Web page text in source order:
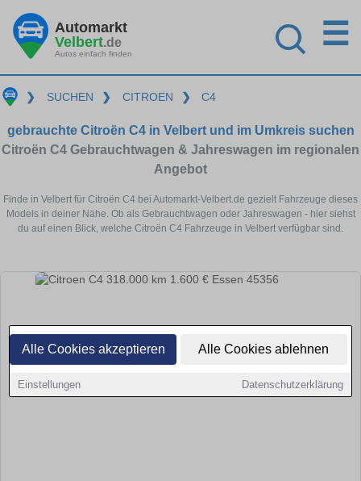
Alle Cookies akzeptieren Alle Cookies ablehnen
Einstellungen Datenschutzerklärung
Automarkt
Velbert.de
Autos einfach finden
☰
❯ SUCHEN ❯ CITROEN ❯ C4
gebrauchte Citroën C4 in Velbert und im Umkreis suchen
Citroën C4 Gebrauchtwagen & Jahreswagen im regionalen
Angebot
Finde in Velbert für Citroën C4 bei Automarkt-Velbert.de gezielt Fahrzeuge dieses
Models in deiner Nähe. Ob als Gebrauchtwagen oder Jahreswagen - hier siehst
du auf einen Blick, welche Citroën C4 Fahrzeuge in Velbert verfügbar sind.